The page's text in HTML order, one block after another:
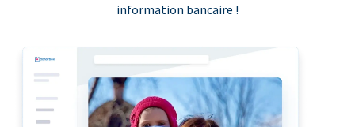
information bancaire !